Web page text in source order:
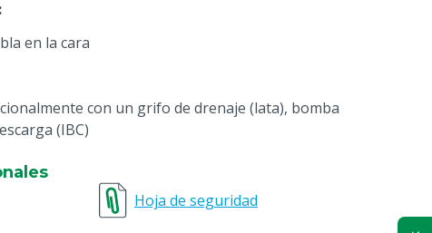
:
en la cara
con un grifo de drenaje (lata), bomba
(IBC)
Hoja de seguridad